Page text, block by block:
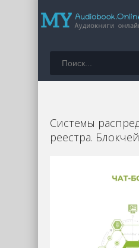
Системы
реестра.